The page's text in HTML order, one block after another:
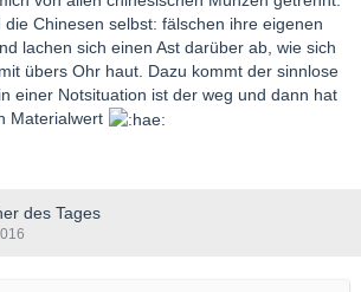
Chinesen selbst: fälschen ihre eigenen
lachen sich einen Ast darüber ab, wie sich
übers Ohr haut. Dazu kommt der sinnlose
einer Notsituation ist der weg und dann hat
Materialwert
des Tages